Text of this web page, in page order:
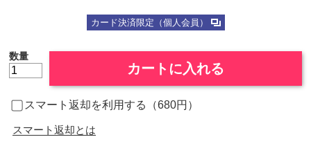
カード決済限定（個人会員）
数量
カートに入れる
スマート返却を利用する（680円）
スマート返却とは